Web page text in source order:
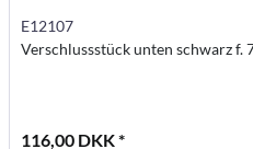
E12107
Verschlussstück unten schwarz f.
116,00 DKK *